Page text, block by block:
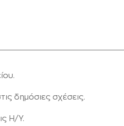
δημόσιες σχέσεις.
Η/Υ.